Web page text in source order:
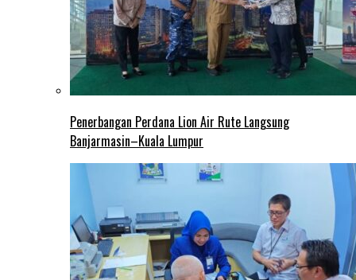
Penerbangan Perdana Lion Air Rute Langsung
Banjarmasin–Kuala Lumpur